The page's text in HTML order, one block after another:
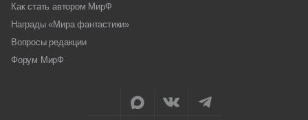
Как стать автором МирФ
Награды «Мира фантастики»
Вопросы редакции
Форум МирФ